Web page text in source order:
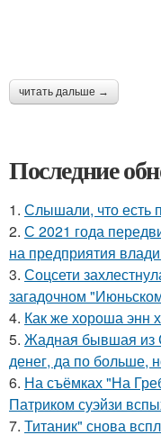
читать дальше →
Последние
1. Слышали, что есть
2. С 2021 года
на предприятия
3. Соцсети
загадочном
4. Как же хороша энн
5. Жадная бывшая из
денег, да по больше,
6. На съёмках "На
Патриком суэйзи
7. Титаник" снова